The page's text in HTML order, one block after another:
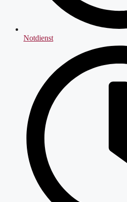
Notdienst